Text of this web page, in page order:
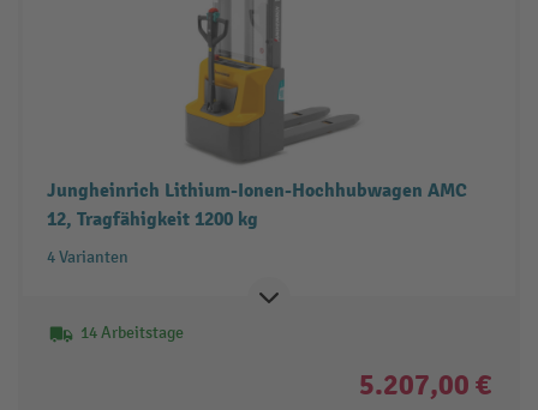
Jungheinrich Lithium-Ionen-Hochhubwagen AMC
12, Tragfähigkeit 1200 kg
4 Varianten
14 Arbeitstage
5.207,00 €